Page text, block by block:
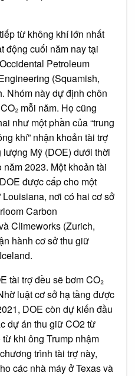
từ không khí lớn nhất
động cuối năm nay tại
Petroleum
(Squamish,
Nhóm này dự định chôn
mỗi năm. Họ cũng
như một phần của “trung
khí” nhận khoản tài trợ
Mỹ (DOE) dưới thời
2023. Một khoản tài
được cấp cho một
nơi có hai cơ sở
Carbon
Climeworks (Zurich,
hành cơ sở thu giữ
tài trợ đều sẽ bơm CO₂
luật cơ sở hạ tầng được
DOE còn dự kiến đầu
dự án thu giữ CO2 từ
khi ông Trump nhậm
trình tài trợ này,
các nhà máy ở Texas và